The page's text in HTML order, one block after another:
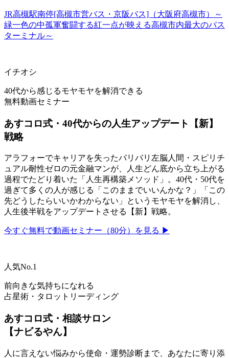
JR高槻駅南停[高槻市営バス・京阪バス]（大阪府高槻市）～
緑一色の中孤軍奮闘する紅一点が映える高槻市内最大のバス
ターミナル～
イチオシ
40代から感じるモヤモヤを解消できる
無料動画セミナー
あすコロ式・40代からの人生アップデート【新】
戦略
アラフォーでキャリアを失ったバリバリ左脳人間・スピリチ
ュアル耐性ゼロの元金融マンが、人生どん底から立ち上がる
過程でたどり着いた「人生再構築メソッド」。40代・50代を
過ぎて多くの人が感じる「このままでいいんかな？」「この
先どうしたらいいかわからない」というモヤモヤを解消し、
人生後半戦をアップデートさせる【新】戦略。
今すぐ無料で動画セミナー（80分）を見る ▶
人気No.1
前向きな気持ちになれる
占星術・タロットリーディング
あすコロ式・相談サロン
【ナビるやん】
人に言えない悩みから使命・運勢診断まで、あなたに寄り添